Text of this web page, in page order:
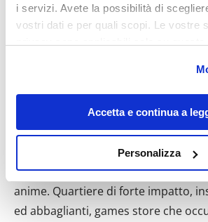
i servizi. Avete la possibilità di
vostri dati e per quali scopi. Le vostre
modificare o revocare il proprio
momento dalla Dichiarazione sui
sull'icona di attivazione della privacy.
raccogliere informazioni sulla
geografica, con
metro,
Identificare il tuo dispositivo,
Accetta e continua a
Personalizza
12 aprile, martedì:Palazzo
Palazzo imperiale. Inaccessibile il
proprio, vale la pena comunque di
molto curati. La visita non richiede
quartiere in cui si trova è sede
ospitati in imponenti edifici. Ci
Akihabara, la “città elettrica” regno
anime. Quartiere di forte impatto,
ed abbaglianti, games store che